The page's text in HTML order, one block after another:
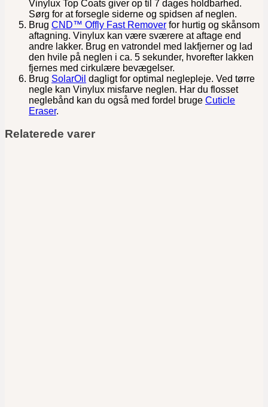
Vinylux Top Coats giver op til 7 dages holdbarhed.
Sørg for at forsegle siderne og spidsen af neglen.
Brug CND™ Offly Fast Remover for hurtig og skånsom
aftagning. Vinylux kan være sværere at aftage end
andre lakker. Brug en vatrondel med lakfjerner og lad
den hvile på neglen i ca. 5 sekunder, hvorefter lakken
fjernes med cirkulære bevægelser.
Brug SolarOil dagligt for optimal neglepleje. Ved tørre
negle kan Vinylux misfarve neglen. Har du flosset
neglebånd kan du også med fordel bruge Cuticle
Eraser.
Relaterede varer